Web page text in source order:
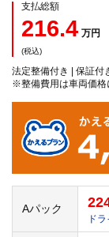
支払総額
216.4 万円
(税込)
法定整備付き | 保証付
※整備費用は車両価格
Aパック
ド